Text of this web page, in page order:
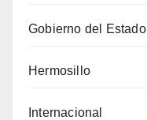
Gobierno del Estado
Hermosillo
Internacional